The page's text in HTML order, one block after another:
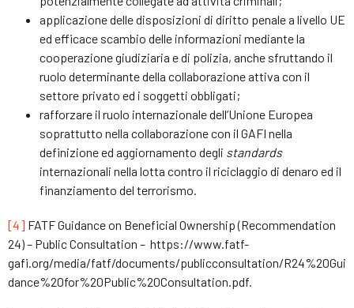
applicazione delle disposizioni di diritto penale a livello UE
ed efficace scambio delle informazioni mediante la
cooperazione giudiziaria e di polizia, anche sfruttando il
ruolo determinante della collaborazione attiva con il
settore privato ed i soggetti obbligati;
rafforzare il ruolo internazionale dell’Unione Europea
soprattutto nella collaborazione con il GAFI nella
definizione ed aggiornamento degli standards
internazionali nella lotta contro il riciclaggio di denaro ed il
finanziamento del terrorismo.
[4] FATF Guidance on Beneficial Ownership (Recommendation
24) – Public Consultation – https://www.fatf-
gafi.org/media/fatf/documents/publicconsultation/R24%20Gui
dance%20for%20Public%20Consultation.pdf.